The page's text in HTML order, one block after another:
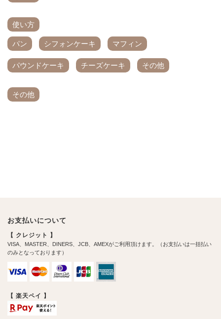
使い方
パン シフォンケーキ マフィン
パウンドケーキ チーズケーキ その他
その他
お支払いについて
【 クレジット 】
VISA、MASTER、DINERS、JCB、AMEXがご利用頂けます。（お支払いは一括払い
のみとなっております）
【 楽天ペイ 】